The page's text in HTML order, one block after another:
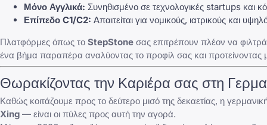
Μόνο Αγγλικά: Συνηθισμένο σε τεχνολογικές startups και
Επίπεδο C1/C2: Απαιτείται για νομικούς, ιατρικούς και
Πλατφόρμες όπως το StepStone σας επιτρέπουν πλέον να
ένα βήμα παραπέρα αναλύοντας το προφίλ σας και προτείνοντας
Θωρακίζοντας την Καριέρα σας στη
Καθώς κοιτάζουμε προς το δεύτερο μισό της δεκαετίας, η
Xing — είναι οι πύλες προς αυτή την αγορά.